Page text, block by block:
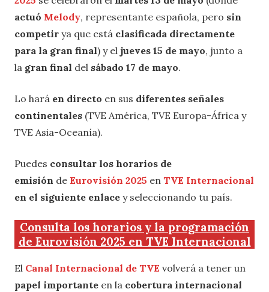
actuó Melody, representante española, pero sin
competir ya que está clasificada directamente
para la gran final) y el jueves 15 de mayo, junto a
la gran final del sábado 17 de mayo.
Lo hará en directo en sus diferentes señales
continentales (TVE América, TVE Europa-África y
TVE Asia-Oceanía).
Puedes consultar los horarios de
emisión de Eurovisión 2025 en TVE Internacional
en el siguiente enlace y seleccionando tu país.
Consulta los horarios y la programación
de Eurovisión 2025 en TVE Internacional
El Canal Internacional de TVE volverá a tener un
papel importante en la cobertura internacional